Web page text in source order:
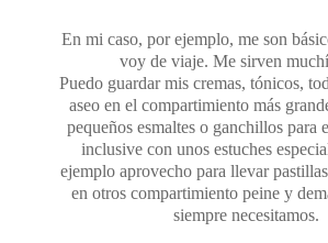
En mi caso, por ejemplo, me son
voy de viaje. Me sirven
Puedo guardar mis cremas, tónicos,
aseo en el compartimiento más
pequeños esmaltes o ganchillos para
inclusive con unos estuches
ejemplo aprovecho para llevar
en otros compartimiento peine y
siempre necesitamos.